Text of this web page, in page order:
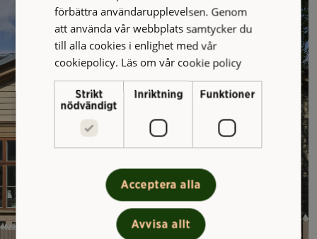
förbättra användarupplevelsen. Genom
att använda vår webbplats samtycker du
till alla cookies i enlighet med vår
cookiepolicy. Läs om vår cookie policy
Strikt
nödvändigt
Inriktning Funktioner
Acceptera alla
Avvisa allt